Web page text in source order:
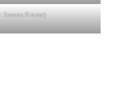
Krause)